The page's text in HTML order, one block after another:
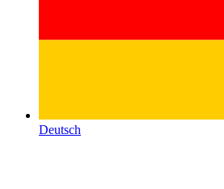
Deutsch